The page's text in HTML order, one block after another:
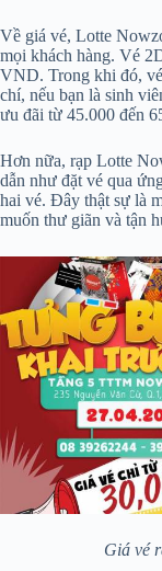
Về giá vé, Lotte
mọi khách hàng. Vé
VND. Trong khi đó,
chí, nếu bạn là sinh
ưu đãi từ 45.000 đến
Hơn nữa, rạp Lotte
dẫn như đặt vé qua
hai vé. Đây thật sự là
muốn thư giãn và tận
Giá vé